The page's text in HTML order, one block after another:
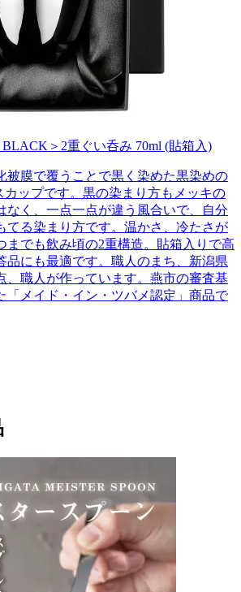
＞2重ぐい呑み 70ml (貼箱入)
被膜で覆うことで黒く染めた黒染めの
カップです。黒の染まり方もメッキの
なく、一点一点が違う風合いで、自分
てる染まり方です。温かさ、冷たさが
までも飲み頃の2重構造。貼箱入りで高
品にも最適です。職人のまち、新潟県
、職人が作っています。燕市の審査基
「メイド・イン・ツバメ認定」商品で